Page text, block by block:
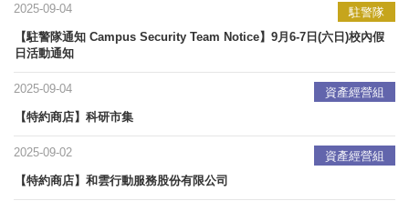
駐警隊
2025-09-04
【駐警隊通知 Campus Security Team Notice】9月6-7日(六日)校內假
日活動通知
資產經營組
2025-09-04
【特約商店】科研市集
資產經營組
2025-09-02
【特約商店】和雲行動服務股份有限公司